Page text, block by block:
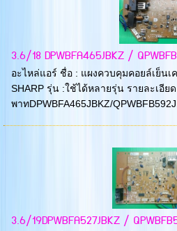
3.6/18 DPWBFA465JBKZ /
อะไหล่แอร์ ชื่อ : แผงควบคุมคอยล์เย็นเ
SHARP รุ่น :ใช้ได้หลายรุ่น รายละเอีย
พาทDPWBFA465JBKZ/
3.6/19DPWBFA527JBKZ /